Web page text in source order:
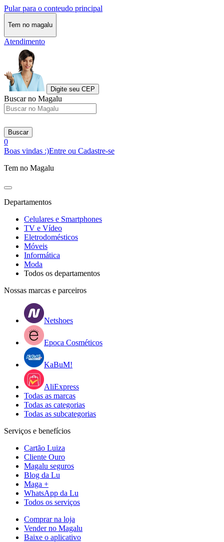
Pular para o conteudo principal
Tem no magalu
Atendimento
Digite seu CEP
Buscar no Magalu
Buscar
0
Boas vindas :)Entre ou Cadastre-se
Tem no Magalu
Departamentos
Celulares e Smartphones
TV e Vídeo
Eletrodomésticos
Móveis
Informática
Moda
Todos os departamentos
Nossas marcas e parceiros
Netshoes
Epoca Cosméticos
KaBuM!
AliExpress
Todas as marcas
Todas as categorias
Todas as subcategorias
Serviços e benefícios
Cartão Luiza
Cliente Ouro
Magalu seguros
Blog da Lu
Maga +
WhatsApp da Lu
Todos os serviços
Comprar na loja
Vender no Magalu
Baixe o aplicativo